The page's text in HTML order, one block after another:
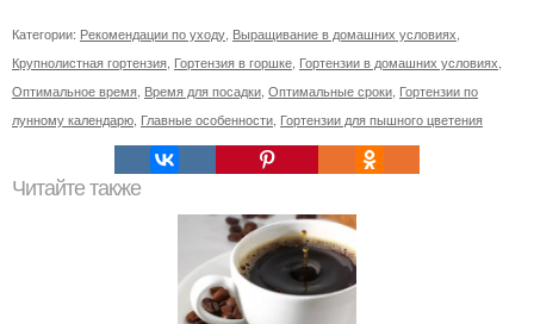
Категории: Рекомендации по уходу Выращивание в домашних условиях
Крупнолистная гортензия Гортензия в горшке Гортензии в домашних условиях
Оптимальное время Время для посадки Оптимальные сроки Гортензии по
лунному календарю Главные особенности Гортензии для пышного цветения
Читайте также